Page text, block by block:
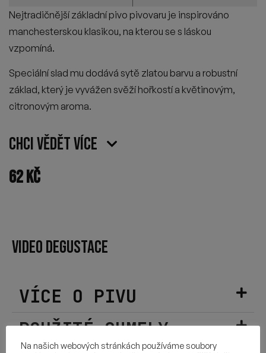
Nejtradičnější základní pivo pivovaru je inspirováno
manchesterskou klasikou, na kterou se s láskou
vzpomíná.
Speciální slad mu dodává sytě zlatou barvu a robustní
základ, který je vyvážen svěží hořkostí a květinovým,
citronovým aroma.
Chci vědět více
62Kč
VÍCE O PIVU
POUŽITÉ CHMELY
VIDEO DEGUSTACE
Na našich webových stránkách používáme soubory